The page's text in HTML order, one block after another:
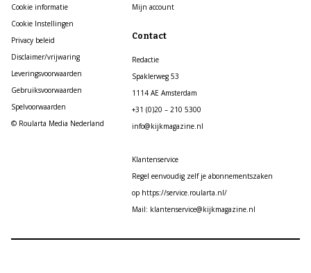
Cookie informatie
Cookie Instellingen
Privacy beleid
Disclaimer/vrijwaring
Leveringsvoorwaarden
Gebruiksvoorwaarden
Spelvoorwaarden
© Roularta Media Nederland
Mijn account
Contact
Redactie
Spaklerweg 53
1114 AE Amsterdam
+31 (0)20 – 210 5300
info@kijkmagazine.nl
Klantenservice
Regel eenvoudig zelf je abonnementszaken
op https://service.roularta.nl/
Mail: klantenservice@kijkmagazine.nl